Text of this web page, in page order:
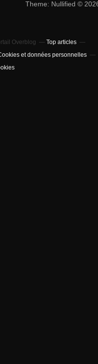
Theme: Nullified ©
Overblog
Top articles
et données personnelles